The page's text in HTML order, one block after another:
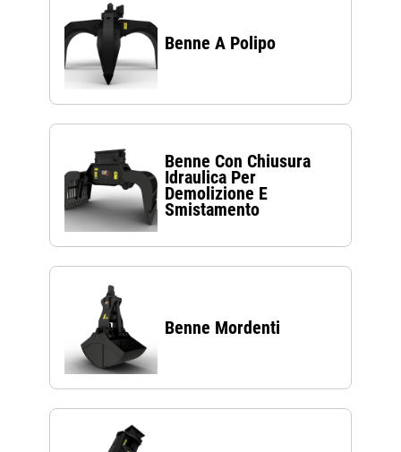
Benne A Polipo
Benne Con Chiusura
Idraulica Per
Demolizione E
Smistamento
Benne Mordenti